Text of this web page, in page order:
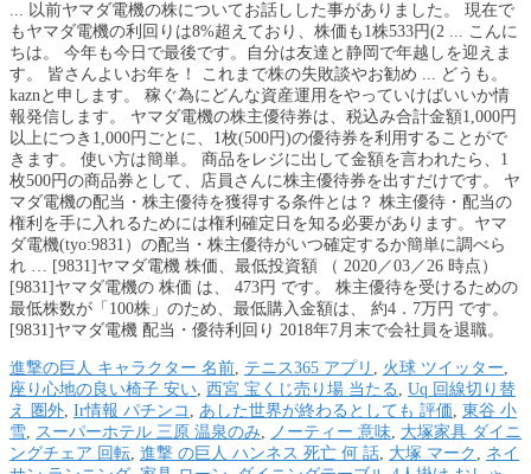
... 以前ヤマダ電機の株についてお話しした事がありました。 現在で
もヤマダ電機の利回りは8%超えており、株価も1株533円(2 ... こんに
ちは。 今年も今日で最後です。自分は友達と静岡で年越しを迎えま
す。 皆さんよいお年を！ これまで株の失敗談やお勧め ... どうも。
kaznと申します。 稼ぐ為にどんな資産運用をやっていけばいいか情
報発信します。 ヤマダ電機の株主優待券は、税込み合計金額1,000円
以上につき1,000円ごとに、1枚(500円)の優待券を利用することがで
きます。 使い方は簡単。 商品をレジに出して金額を言われたら、1
枚500円の商品券として、店員さんに株主優待券を出すだけです。 ヤ
マダ電機の配当・株主優待を獲得する条件とは？ 株主優待・配当の
権利を手に入れるためには権利確定日を知る必要があります。ヤマ
ダ電機(tyo:9831）の配当・株主優待がいつ確定するか簡単に調べら
れ … [9831]ヤマダ電機 株価、最低投資額 （ 2020／03／26 時点）
[9831]ヤマダ電機の 株価 は、 473円 です。 株主優待を受けるための
最低株数が「100株」のため、最低購入金額は、 約4．7万円 です。
[9831]ヤマダ電機 配当・優待利回り 2018年7月末で会社員を退職。
進撃の巨人 キャラクター 名前, テニス365 アプリ , 火球 ツイッター,
座り心地の良い椅子 安い, 西宮 宝くじ売り場 当たる , Uq 回線切り替
え 圏外, Ir情報 パチンコ , あした世界が終わるとしても 評価, 東谷 小
雪, スーパーホテル 三原 温泉のみ, ノーティー 意味, 大塚家具 ダイニ
ングチェア 回転, 進撃 の巨人 ハンネス 死亡 何 話, 大塚 マーク , ネイ